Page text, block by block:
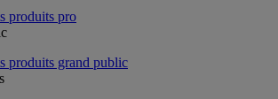
produits pro
produits grand public